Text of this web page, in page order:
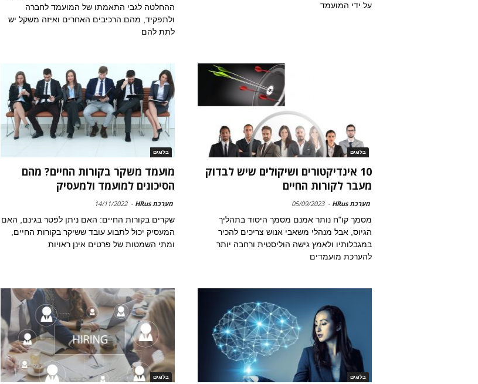
על ידי המועמד
ההחלטה לגבי התאמתו של המועמד לחברה
ולתפקיד, מהם הרכיבים האחרים ואיזה משקל יש
לתת להם
בלוגים
10 אינדיקטורים ושיקולים שיש לבדוק
מעבר לקורות החיים
מערכת HRus -
05/09/2023
מסמך קו"ח נותר אמנם מסמך היסוד בתהליך
הגיוס, אבל מנהלי משאבי אנוש צריכים להכיר
במגבלותיו ולאמץ גישה הוליסטית ורחבה יותר
להערכת מועמדים
בלוגים
מועמד משקר בקורות החיים? מהם
הסיכונים למועמד ולמעסיק
מערכת HRus -
14/11/2022
שקרים בקורות החיים: האם ניתן לפטר בגינם, האם
המעסיק יכול לתבוע עובד ששיקר בקורות החיים,
ומתי השמטות של פרטים אינן ראויות
בלוגים בלוגים